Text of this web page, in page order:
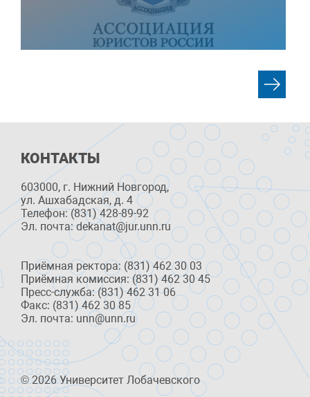
КОНТАКТЫ
603000, г. Нижний Новгород,
ул. Ашхабадская, д. 4
Телефон: (831) 428-89-92
Эл. почта: dekanat@jur.unn.ru
Приёмная ректора: (831) 462 30 03
Приёмная комиссия: (831) 462 30 45
Пресс-служба: (831) 462 31 06
Факс: (831) 462 30 85
Эл. почта: unn@unn.ru
© 2026 Университет Лобачевского